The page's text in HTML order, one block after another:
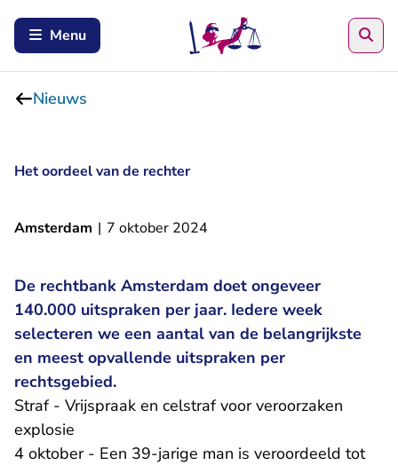
Menu
Nieuws
Het oordeel van de rechter
Amsterdam | 7 oktober 2024
De rechtbank Amsterdam doet ongeveer
140.000 uitspraken per jaar. Iedere week
selecteren we een aantal van de belangrijkste
en meest opvallende uitspraken per
rechtsgebied.
Straf - Vrijspraak en celstraf voor veroorzaken
explosie
4 oktober - Een 39-jarige man is veroordeeld tot